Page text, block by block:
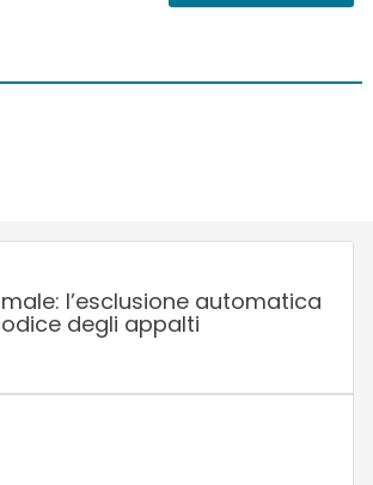
l’esclusione automatica
degli appalti